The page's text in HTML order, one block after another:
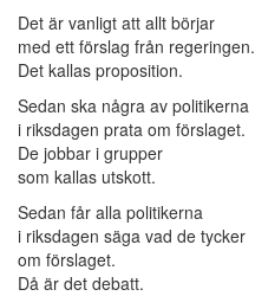
Det är vanligt att allt börjar
med ett förslag från regeringen.
Det kallas proposition.
Sedan ska några av politikerna
i riksdagen prata om förslaget.
De jobbar i grupper
som kallas utskott.
Sedan får alla politikerna
i riksdagen säga vad de tycker
om förslaget.
Då är det debatt.